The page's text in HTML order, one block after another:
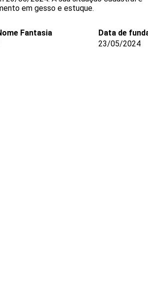
em gesso e estuque.
Fantasia
Data de
23/05/2024